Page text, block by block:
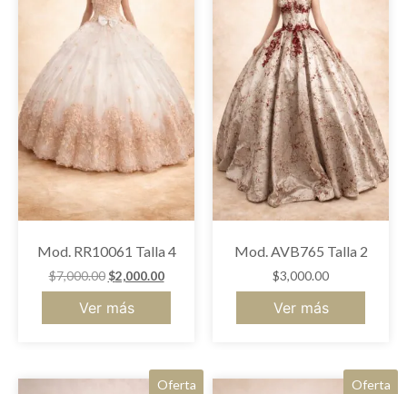
Mod. RR10061 Talla 4
$7,000.00 $2,000.00
Ver más
Mod. AVB765 Talla 2
$3,000.00
Ver más
Oferta Oferta